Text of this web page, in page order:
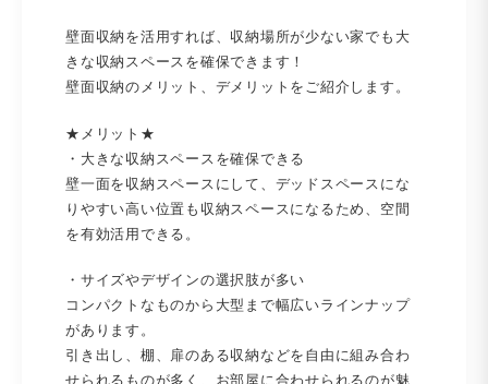
壁面収納を活用すれば、収納場所が少ない家でも大
きな収納スペースを確保できます！
壁面収納のメリット、デメリットをご紹介します。
★メリット★
・大きな収納スペースを確保できる
壁一面を収納スペースにして、デッドスペースにな
りやすい高い位置も収納スペースになるため、空間
を有効活用できる。
・サイズやデザインの選択肢が多い
コンパクトなものから大型まで幅広いラインナップ
があります。
引き出し、棚、扉のある収納などを自由に組み合わ
せられるものが多く、お部屋に合わせられるのが魅